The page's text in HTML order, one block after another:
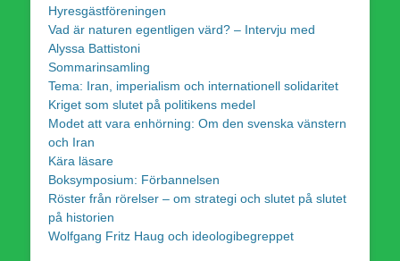
Hyresgästföreningen
Vad är naturen egentligen värd? – Intervju med
Alyssa Battistoni
Sommarinsamling
Tema: Iran, imperialism och internationell solidaritet
Kriget som slutet på politikens medel
Modet att vara enhörning: Om den svenska vänstern
och Iran
Kära läsare
Boksymposium: Förbannelsen
Röster från rörelser – om strategi och slutet på slutet
på historien
Wolfgang Fritz Haug och ideologibegreppet